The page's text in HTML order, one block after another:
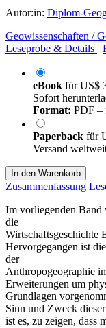
Autor:in: Diplom-
Geowissenschaften /
Leseprobe & Details
eBook fürUS$
Sofort
Format: PDF –
Paperback für
Versand
In den Warenkorb
Zusammenfassung
Im vorliegenden Band
die
Wirtschaftsgeschichte
Hervorgegangen ist
der
Anthropogeographie
Erweiterungen um
Grundlagen
Sinn und Zweck
ist es, zu zeigen, dass